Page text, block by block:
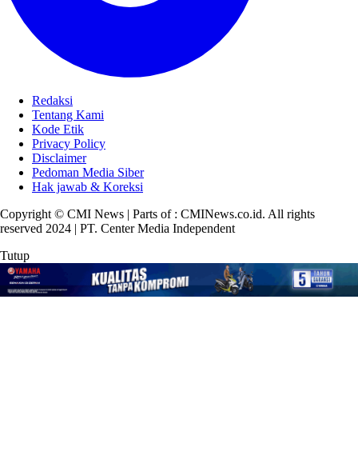
Redaksi
Tentang Kami
Kode Etik
Privacy Policy
Disclaimer
Pedoman Media Siber
Hak jawab & Koreksi
Copyright © CMI News | Parts of : CMINews.co.id. All rights
reserved 2024 | PT. Center Media Independent
Tutup